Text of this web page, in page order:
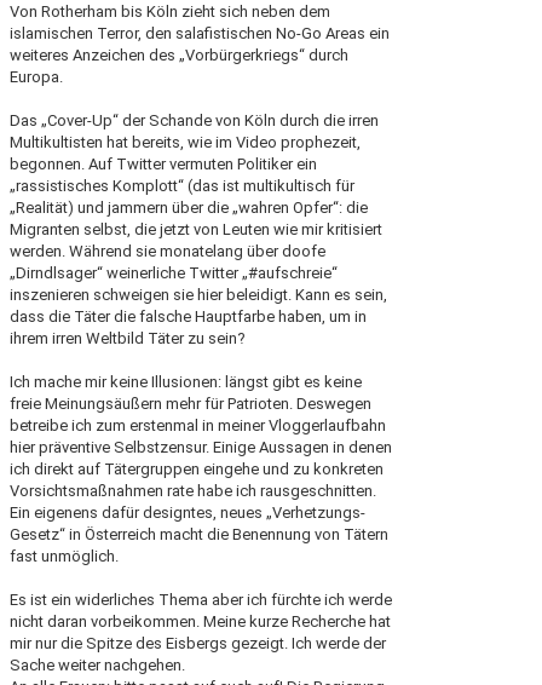
Von Rotherham bis Köln zieht sich neben dem
islamischen Terror, den salafistischen No-Go Areas ein
weiteres Anzeichen des „Vorbürgerkriegs“ durch
Europa.
Das „Cover-Up“ der Schande von Köln durch die irren
Multikultisten hat bereits, wie im Video prophezeit,
begonnen. Auf Twitter vermuten Politiker ein
„rassistisches Komplott“ (das ist multikultisch für
„Realität) und jammern über die „wahren Opfer“: die
Migranten selbst, die jetzt von Leuten wie mir kritisiert
werden. Während sie monatelang über doofe
„Dirndlsager“ weinerliche Twitter „#aufschreie“
inszenieren schweigen sie hier beleidigt. Kann es sein,
dass die Täter die falsche Hauptfarbe haben, um in
ihrem irren Weltbild Täter zu sein?
Ich mache mir keine Illusionen: längst gibt es keine
freie Meinungsäußern mehr für Patrioten. Deswegen
betreibe ich zum erstenmal in meiner Vloggerlaufbahn
hier präventive Selbstzensur. Einige Aussagen in denen
ich direkt auf Tätergruppen eingehe und zu konkreten
Vorsichtsmaßnahmen rate habe ich rausgeschnitten.
Ein eigenens dafür designtes, neues „Verhetzungs-
Gesetz“ in Österreich macht die Benennung von Tätern
fast unmöglich.
Es ist ein widerliches Thema aber ich fürchte ich werde
nicht daran vorbeikommen. Meine kurze Recherche hat
mir nur die Spitze des Eisbergs gezeigt. Ich werde der
Sache weiter nachgehen.